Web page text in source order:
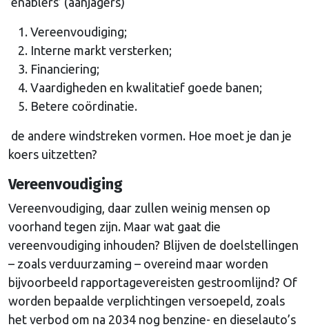
Vereenvoudiging;
Interne markt versterken;
Financiering;
Vaardigheden en kwalitatief goede banen;
Betere coördinatie.
de andere windstreken vormen. Hoe moet je dan je
koers uitzetten?
Vereenvoudiging
Vereenvoudiging, daar zullen weinig mensen op
voorhand tegen zijn. Maar wat gaat die
vereenvoudiging inhouden? Blijven de doelstellingen
– zoals verduurzaming – overeind maar worden
bijvoorbeeld rapportagevereisten gestroomlijnd? Of
worden bepaalde verplichtingen versoepeld, zoals
het verbod om na 2034 nog benzine- en dieselauto’s